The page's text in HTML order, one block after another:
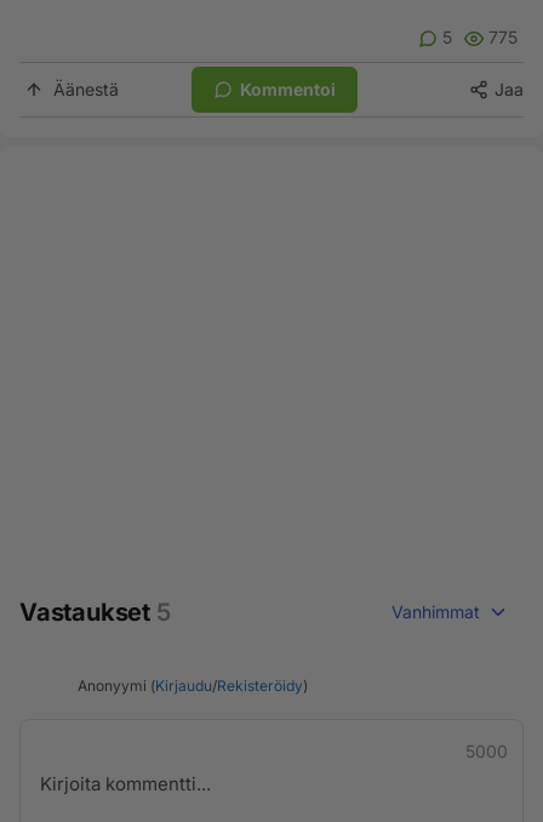
5 775
Äänestä Kommentoi Jaa
Vastaukset 5 Vanhimmat
Anonyymi (Kirjaudu/Rekisteröidy)
5000